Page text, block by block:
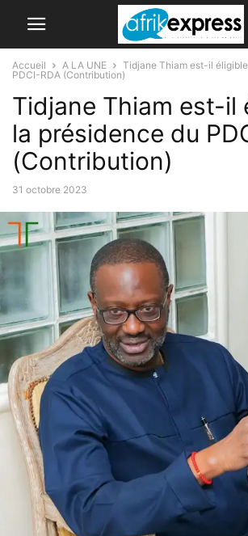
Accueil A LA UNE
Tidjane Thiam est-il
PDCI-RDA (Contribution)
Tidjane Thiam est-il
la présidence du
(Contribution)
31 octobre 2023